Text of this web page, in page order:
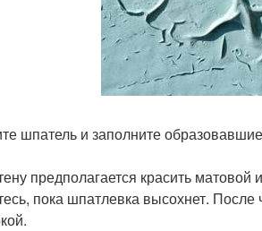
шпатель и заполните
предполагается красить
пока шпатлевка высохнет. После